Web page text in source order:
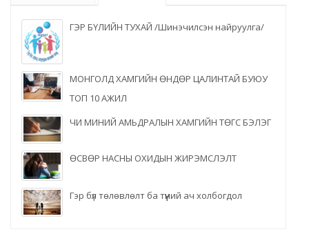
ГЭР БҮЛИЙН ТУХАЙ /Шинэчилсэн найруулга/
МОНГОЛД ХАМГИЙН ӨНДӨР ЦАЛИНТАЙ БУЮУ
ТОП 10 АЖИЛ
ЧИ МИНИЙ АМЬДРАЛЫН ХАМГИЙН ТӨГС БЭЛЭГ
ӨСВӨР НАСНЫ ОХИДЫН ЖИРЭМСЛЭЛТ
Гэр бүл төлөвлөлт ба түүний ач холбогдол